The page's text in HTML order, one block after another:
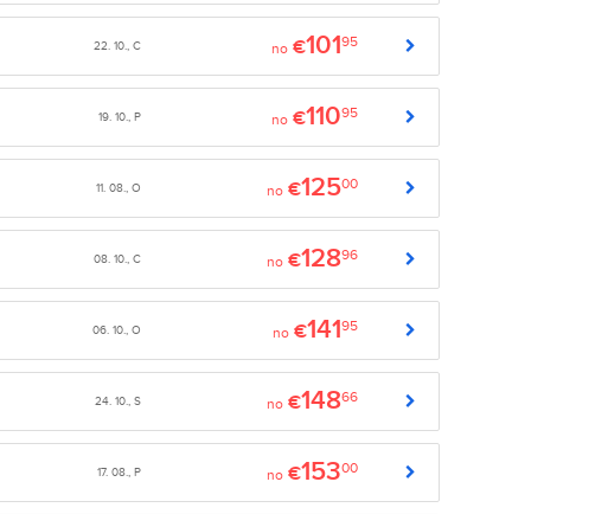
22. 10., C no €10195
19. 10., P no €11095
11. 08., O no €12500
08. 10., C no €12896
06. 10., O no €14195
24. 10., S no €14866
17. 08., P no €15300